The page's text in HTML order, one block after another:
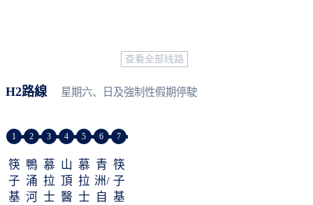
查看全部线路
H2路線 星期六、日及強制性假期停駛
1
筷
子
基
2
鴨
涌
河
3
慕
拉
士
4
山
頂
醫
5
慕
拉
士
6
青
洲/
自
7
筷
子
基